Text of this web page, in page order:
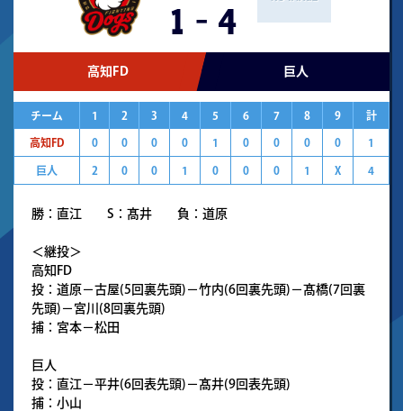
1 - 4
高知FD 巨人
チーム 1 2 3 4 5 6 7 8 9 計
高知FD 0 0 0 0 1 0 0 0 0 1
巨人 2 0 0 1 0 0 0 1 X 4
勝：直江 S：髙井 負：道原
＜継投＞
高知FD
投：道原－古屋(5回裏先頭)－竹内(6回裏先頭)－髙橋(7回裏
先頭)－宮川(8回裏先頭)
捕：宮本－松田
巨人
投：直江－平井(6回表先頭)－髙井(9回表先頭)
捕：小山